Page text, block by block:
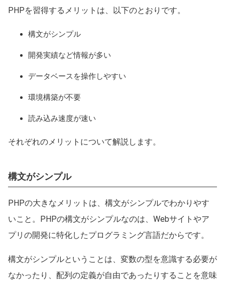
PHPを習得するメリットは、以下のとおりです。
構文がシンプル
開発実績など情報が多い
データベースを操作しやすい
環境構築が不要
読み込み速度が速い
それぞれのメリットについて解説します。
構文がシンプル
PHPの大きなメリットは、構文がシンプルでわかりやす
いこと。PHPの構文がシンプルなのは、Webサイトやア
プリの開発に特化したプログラミング言語だからです。
構文がシンプルということは、変数の型を意識する必要が
なかったり、配列の定義が自由であったりすることを意味